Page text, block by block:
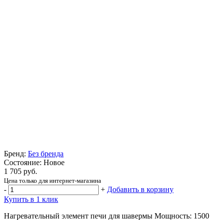
Бренд: Без бренда
Состояние: Новое
1 705 руб.
Цена только для интернет-магазина
- + Добавить в корзину
Купить в 1 клик
Нагревательный элемент печи для шавермы Мощность: 1500